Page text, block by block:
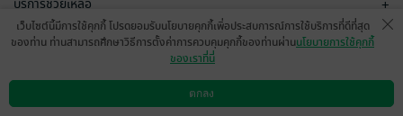
บริการช่วยเหลือ +
เกี่ยวกับเรา
ดาวน์โหลดแอป วิธีการใช้งาน ติดต่อเรา
เว็บไซต์นี้มีการใช้คุกกี้ โปรดยอมรับนโยบายคุกกี้เพื่อประสบการณ์การใช้บริการที่ดีที่สุด
ของท่าน ท่านสามารถศึกษาวิธีการตั้งค่าการควบคุมคุกกี้ของท่านผ่านนโยบายการใช้คุกกี้
ของเราที่นี่
ตกลง